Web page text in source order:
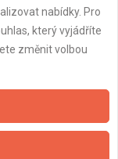
údajů
nabídky. Pro
který vyjádříte
změnit volbou